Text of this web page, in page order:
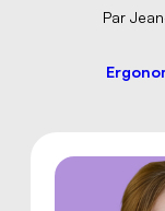
Trouver
RMPPÉ
Par